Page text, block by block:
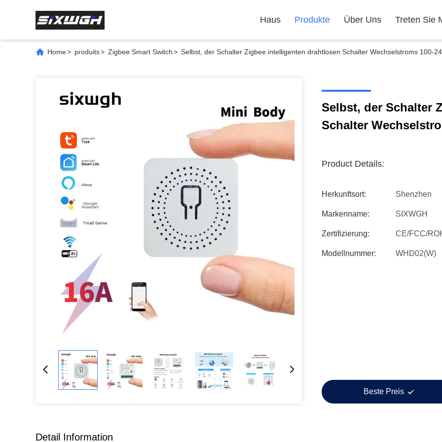
Haus Produkte Über Uns Treten Sie
Home> produits> Zigbee Smart Switch> Selbst, der Schalter Zigbee intelligenten drahtlosen Schalter Wechselstroms 100-
Selbst, der Schalter
Schalter
Product Details:
Herkunftsort: Shenzhen
Markenname: SIXWGH
Zertifizierung: CE/FCC/
Modellnummer: WHD02(W)
Beste Preis
Detail Information